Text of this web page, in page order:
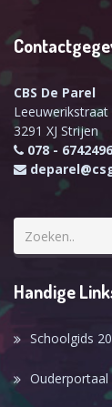
CBS De Parel
Leeuwerikstraat
3291 XJ Strijen
078 - 6742496
Handige
Schoolgids
Ouderportaal